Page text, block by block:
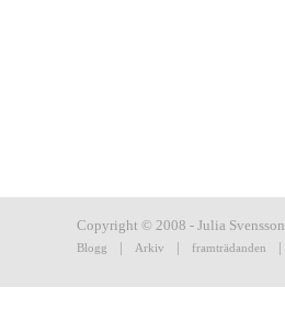
Copyright © 2008 - Julia Svensson
Blogg | Arkiv | framträdanden |